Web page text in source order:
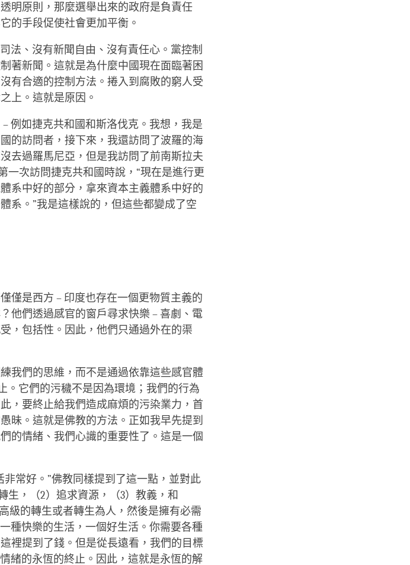
明原則，那麼選舉出來的政府是負責任
的手段促使社會更加平衡。
法、沒有新聞自由、沒有責任心。黨控制
著新聞。這就是為什麼中國現在面臨著困
有合適的控制方法。捲入到腐敗的窮人受
上。這就是原因。
例如捷克共和國和斯洛伐克。我想，我是
的訪問者，接下來，我還訪問了波羅的海
去過羅馬尼亞，但是我訪問了前南斯拉夫
一次訪問捷克共和國時說，“現在是進行更
系中好的部分，拿來資本主義體系中好的
系。”我是這樣說的，但這些都變成了空
僅是西方 – 印度也存在一個更物質主義的
他們透過感官的窗戶尋求快樂 – 喜劇、電
，包括性。因此，他們只通過外在的渠
我們的思維，而不是通過依靠這些感官體
。它們的污穢不是因為環境；我們的行為
，要終止給我們造成麻煩的污染業力，首
昧。這就是佛教的方法。正如我早先提到
的情緒、我們心識的重要性了。這是一個
常好。”佛教同樣提到了這一點，並對此
生，（2）追求資源，（3）教義，和
級的轉生或者轉生為人，然後是擁有必需
種快樂的生活，一個好生活。你需要各種
裡提到了錢。但是從長遠看，我們的目標
緒的永恆的終止。因此，這就是永恆的解